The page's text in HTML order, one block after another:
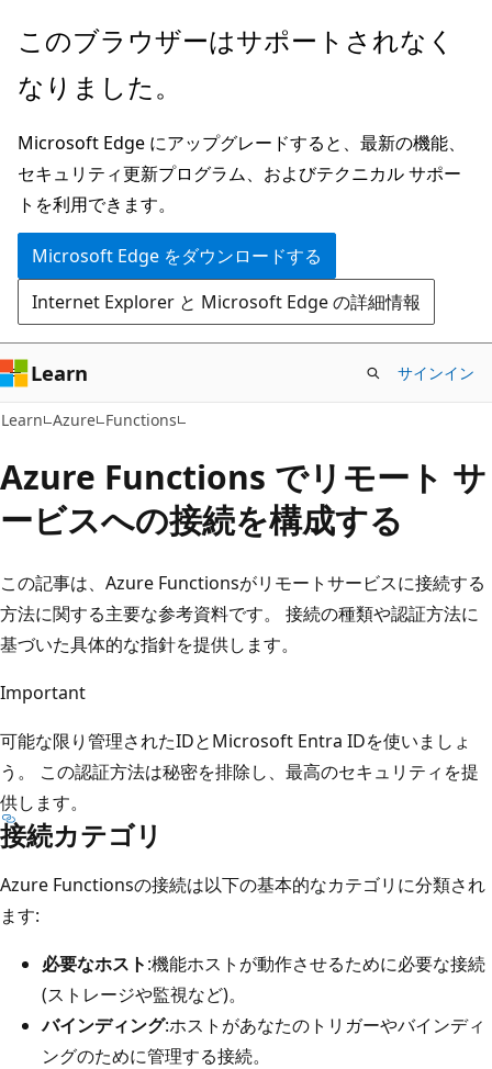
メ
ン
ン
テ
ン
ツ
に
ス
キ
ッ
プ
このブラウザーはサポートされなく
なりました。
Microsoft Edge にアップグレードすると、最新の機能、
セキュリティ更新プログラム、およびテクニカル サポー
トを利用できます。
Microsoft Edge をダウンロードする
Internet Explorer と Microsoft Edge の詳細情報
Learn サインイン
Learn Azure Functions
Azure Functions でリモート サ
ービスへの接続を構成する
この記事は、Azure Functionsがリモートサービスに接続する
方法に関する主要な参考資料です。 接続の種類や認証方法に
基づいた具体的な指針を提供します。
Important
可能な限り管理されたIDとMicrosoft Entra IDを使いましょ
う。 この認証方法は秘密を排除し、最高のセキュリティを提
供します。
接続カテゴリ
Azure Functionsの接続は以下の基本的なカテゴリに分類され
ます:
必要なホスト:機能ホストが動作させるために必要な接続
(ストレージや監視など)。
バインディング:ホストがあなたのトリガーやバインディ
ングのために管理する接続。